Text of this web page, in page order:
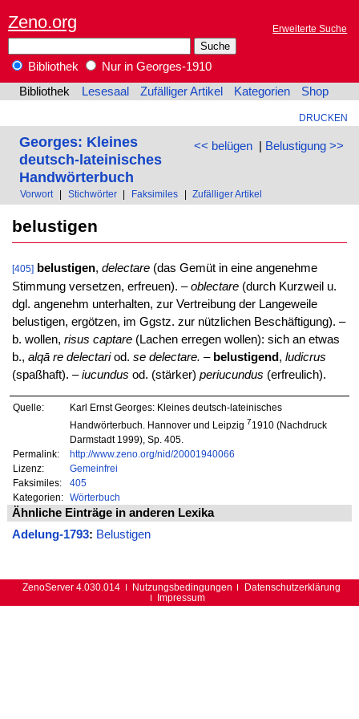
Zeno.org Erweiterte Suche
Bibliothek
Nur in Georges-1910
Bibliothek
Lesesaal Zufälliger Artikel Kategorien Shop
DRUCKEN
<< belügen| Belustigung >>
Georges: Kleines
deutsch-lateinisches
Handwörterbuch
Vorwort Stichwörter Faksimiles Zufälliger Artikel
belustigen
[405] belustigen, delectare(das Gemüt in eine angenehme
Stimmung versetzen, erfreuen). –oblectare(durch Kurzweil u.
dgl. angenehm unterhalten, zur Vertreibung der Langeweile
belustigen, ergötzen, im Ggstz. zur nützlichen Beschäftigung). –
b. wollen, risus captare(Lachen erregen wollen): sich an etwas
b., alqā re delectariod. se delectare. – belustigend, ludicrus
(spaßhaft). –iucundus od. (stärker) periucundus (erfreulich).
Quelle:
Karl Ernst Georges: Kleines deutsch-lateinisches
Handwörterbuch. Hannover und Leipzig 71910 (Nachdruck
Darmstadt 1999), Sp. 405.
Permalink:
http://www.zeno.org/nid/20001940066
Lizenz:
Gemeinfrei
Faksimiles:
405
Kategorien:
Wörterbuch
Ähnliche Einträge in anderen Lexika
Adelung-1793: Belustigen
ZenoServer 4.030.014 Nutzungsbedingungen
Datenschutzerklärung
Impressum